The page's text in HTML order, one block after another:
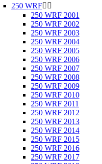
250 WRF 
250 WRF 2001
250 WRF 2002
250 WRF 2003
250 WRF 2004
250 WRF 2005
250 WRF 2006
250 WRF 2007
250 WRF 2008
250 WRF 2009
250 WRF 2010
250 WRF 2011
250 WRF 2012
250 WRF 2013
250 WRF 2014
250 WRF 2015
250 WRF 2016
250 WRF 2017